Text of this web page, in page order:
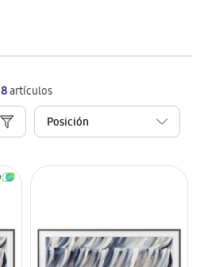
8artículos